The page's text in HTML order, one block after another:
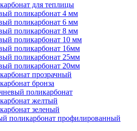
для теплицы
поликарбонат 4 мм
поликарбонат 6 мм
поликарбонат 8 мм
поликарбонат 10 мм
поликарбонат 16мм
поликарбонат 25мм
поликарбонат 20мм
прозрачный
бронза
поликарбонат
желтый
зеленый
поликарбонат профилированный